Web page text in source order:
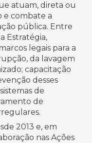
atuam, direta ou
e combate a
pública. Entre
Estratégia,
legais para a
da lavagem
capacitação
desses
de
de
2013 e, em
nas Ações